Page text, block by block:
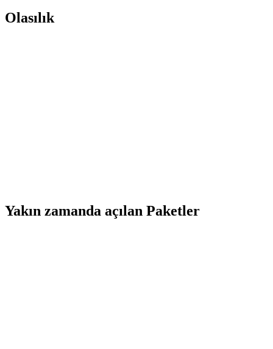
Olasılık
Yakın zamanda açılan Paketler